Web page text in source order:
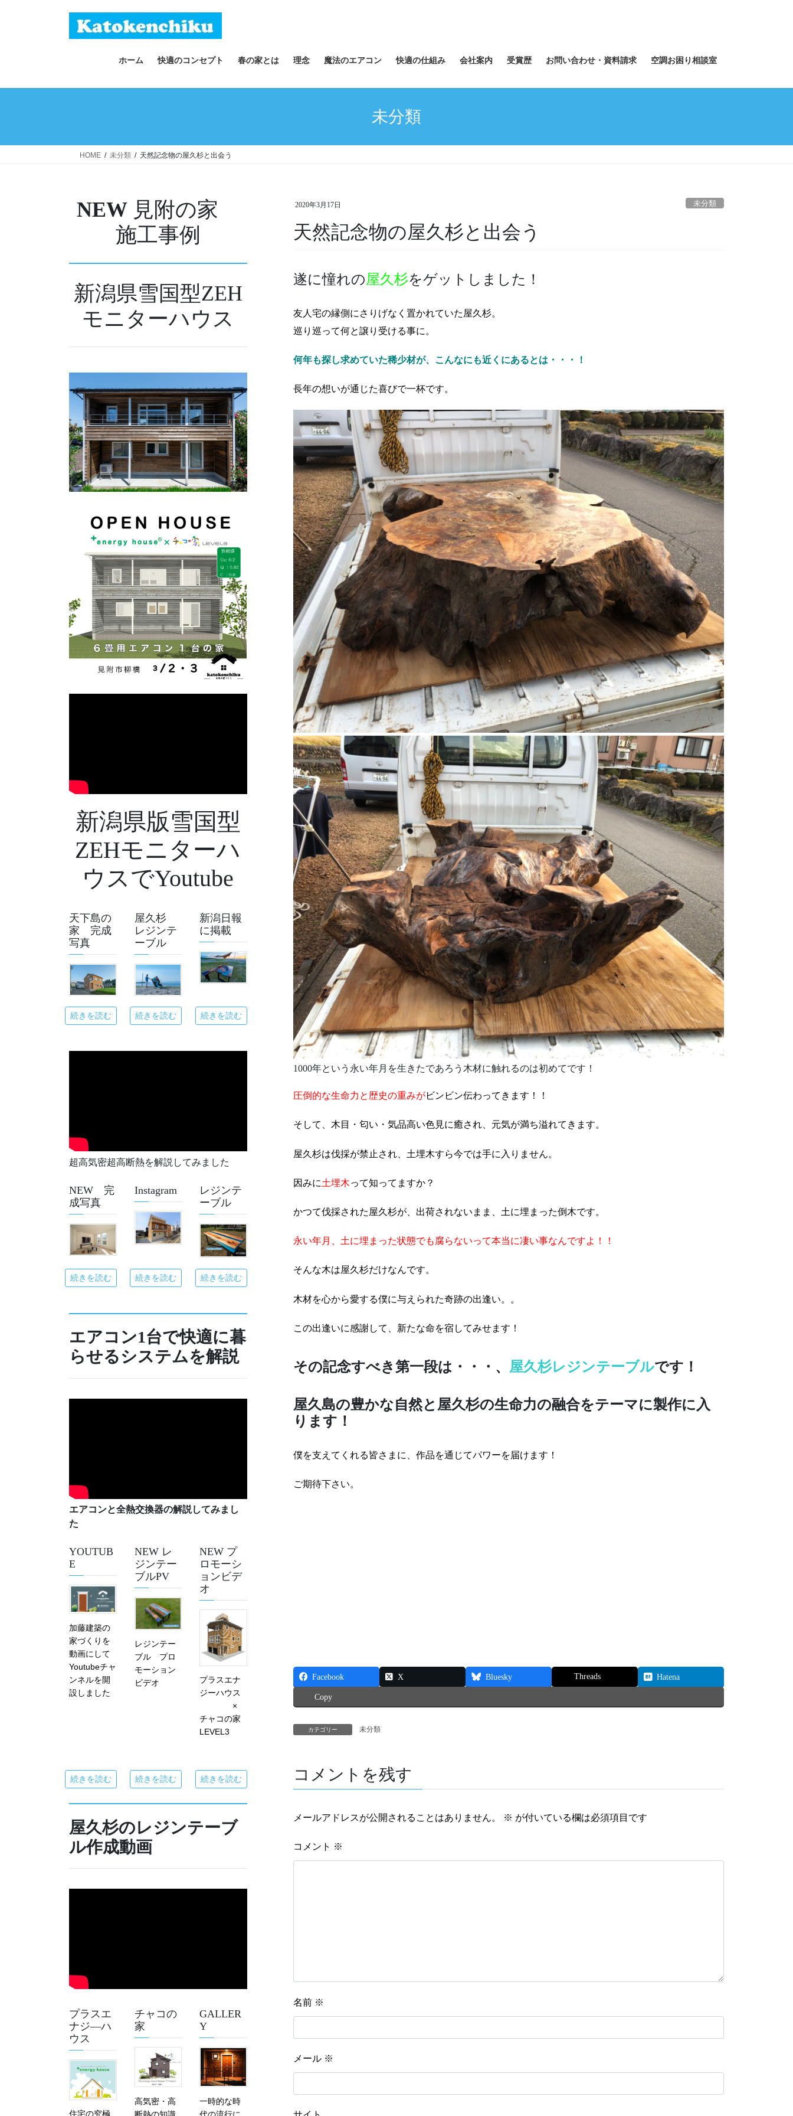
ス
ン
ホーム 快適のコンセプト 春の家とは 理念 魔法のエアコン 快適の仕組み 会社案内 受賞歴 お問い合わせ・資料請求 空調お困り相談室
未分類
HOME 未分類 天然記念物の屋久杉と出会う
2020年3月17日 未分類
天然記念物の屋久杉と出会う
遂に憧れの屋久杉をゲットしました！
友人宅の縁側にさりげなく置かれていた屋久杉。
巡り巡って何と譲り受ける事に。
何年も探し求めていた稀少材が、こんなにも近くにあるとは・・・！
長年の想いが通じた喜びで一杯です。
1000年という永い年月を生きたであろう木材に触れるのは初めてです！
圧倒的な生命力と歴史の重みがビンビン伝わってきます！！
そして、木目・匂い・気品高い色見に癒され、元気が満ち溢れてきます。
屋久杉は伐採が禁止され、土埋木すら今では手に入りません。
因みに土埋木って知ってますか？
かつて伐採された屋久杉が、出荷されないまま、土に埋まった倒木です。
永い年月、土に埋まった状態でも腐らないって本当に凄い事なんですよ！！
そんな木は屋久杉だけなんです。
木材を心から愛する僕に与えられた奇跡の出逢い。。
この出逢いに感謝して、新たな命を宿してみせます！
その記念すべき第一段は・・・、 屋久杉レジンテーブルです！
屋久島の豊かな自然と屋久杉の生命力の融合をテーマに製作に入
ります！
僕を支えてくれる皆さまに、作品を通じてパワーを届けます！
ご期待下さい。
Facebook X Bluesky Threads Hatena
Copy
カテゴリー 未分類
コメントを残す
メールアドレスが公開されることはありません。 ※ が付いている欄は必須項目です
コメント ※
名前 ※
メール ※
NEW見附の家
施工事例
新潟県雪国型ZEH
モニターハウス
新潟県版雪国型
ZEHモニターハ
ウスでYoutube
天下島の
家 完成
写真
続きを読む
屋久杉
レジンテ
ーブル
続きを読む
新潟日報
に掲載
続きを読む
超高気密超高断熱を解説してみました
NEW 完
成写真
続きを読む
Instagram
続きを読む
レジンテ
ーブル
続きを読む
エアコン1台で快適に暮
らせるシステムを解説
エアコンと全熱交換器の解説してみまし
た
YOUTUB
E
加藤建築の
家づくりを
動画にして
Youtubeチャ
ンネルを開
設しました
続きを読む
NEW レ
ジンテー
ブルPV
レジンテー
ブル プロ
モーション
ビデオ
続きを読む
NEW プ
ロモーシ
ョンビデ
オ
プラスエナ
ジーハウス
×
チャコの家
LEVEL3
続きを読む
屋久杉のレジンテーブ
ル作成動画
プラスエ
ナジ―ハ
ウス
住宅の究極
チャコの
家
高気密・高
断熱の知識
GALLER
Y
一時的な時